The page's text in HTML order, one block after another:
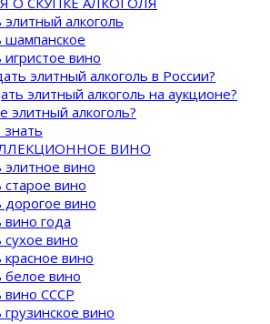
алкоголь
вино
элитный алкоголь в России?
элитный алкоголь на аукционе?
элитный алкоголь?
ВИНО
вино
вино
вино
года
вино
вино
вино
вино СССР
вино